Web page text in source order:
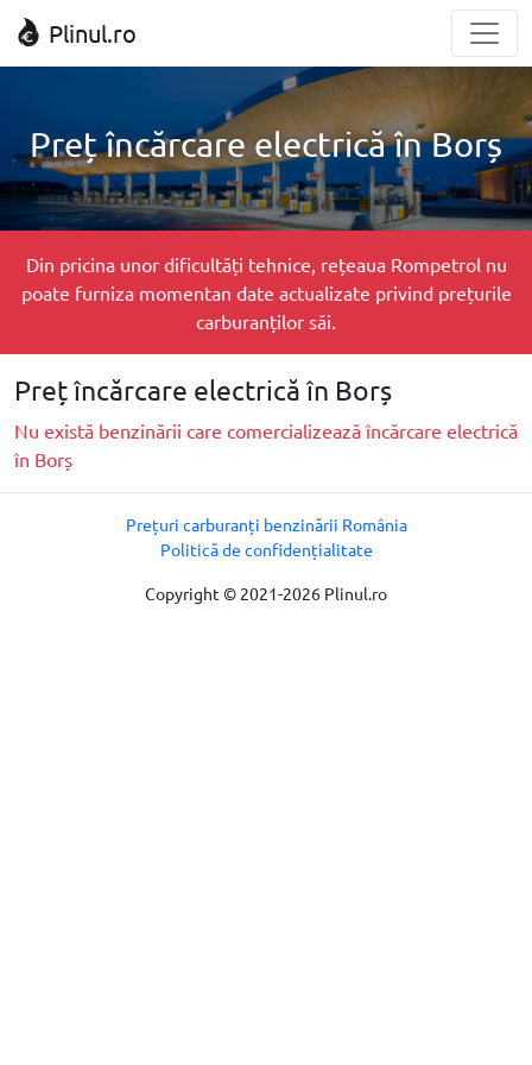
Plinul.ro
Preț încărcare electrică în Borș
Din pricina unor dificultăți tehnice, rețeaua Rompetrol nu
poate furniza momentan date actualizate privind prețurile
carburanților săi.
Preț încărcare electrică în Borș
Nu există benzinării care comercializează încărcare electrică
în Borș
Copyright © 2021-2026 Plinul.ro
Prețuri carburanți benzinării România
Politică de confidențialitate